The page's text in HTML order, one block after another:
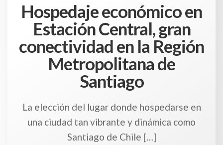
Hospedaje económico en
Estación Central, gran
conectividad en la Región
Metropolitana de
Santiago
La elección del lugar donde hospedarse en
una ciudad tan vibrante y dinámica como
Santiago de Chile […]